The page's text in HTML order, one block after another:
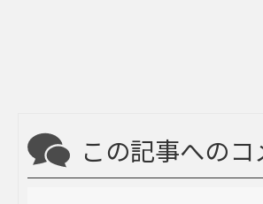
この記事へのコ